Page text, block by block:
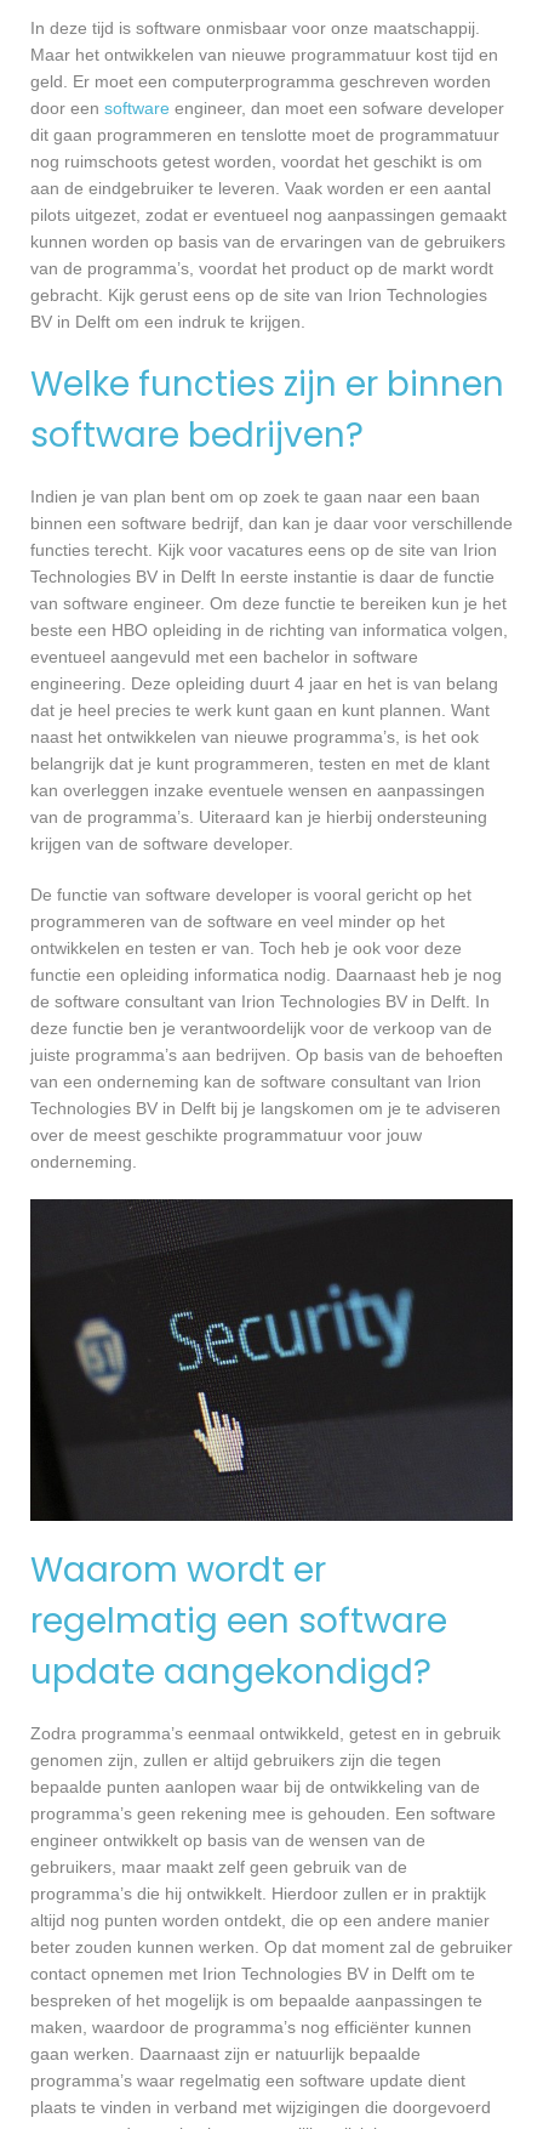
In deze tijd is software onmisbaar voor onze maatschappij.
Maar het ontwikkelen van nieuwe programmatuur kost tijd en
geld. Er moet een computerprogramma geschreven worden
door een software engineer, dan moet een sofware developer
dit gaan programmeren en tenslotte moet de programmatuur
nog ruimschoots getest worden, voordat het geschikt is om
aan de eindgebruiker te leveren. Vaak worden er een aantal
pilots uitgezet, zodat er eventueel nog aanpassingen gemaakt
kunnen worden op basis van de ervaringen van de gebruikers
van de programma’s, voordat het product op de markt wordt
gebracht. Kijk gerust eens op de site van Irion Technologies
BV in Delft om een indruk te krijgen.
Welke functies zijn er binnen
software bedrijven?
Indien je van plan bent om op zoek te gaan naar een baan
binnen een software bedrijf, dan kan je daar voor verschillende
functies terecht. Kijk voor vacatures eens op de site van Irion
Technologies BV in Delft In eerste instantie is daar de functie
van software engineer. Om deze functie te bereiken kun je het
beste een HBO opleiding in de richting van informatica volgen,
eventueel aangevuld met een bachelor in software
engineering. Deze opleiding duurt 4 jaar en het is van belang
dat je heel precies te werk kunt gaan en kunt plannen. Want
naast het ontwikkelen van nieuwe programma’s, is het ook
belangrijk dat je kunt programmeren, testen en met de klant
kan overleggen inzake eventuele wensen en aanpassingen
van de programma’s. Uiteraard kan je hierbij ondersteuning
krijgen van de software developer.
De functie van software developer is vooral gericht op het
programmeren van de software en veel minder op het
ontwikkelen en testen er van. Toch heb je ook voor deze
functie een opleiding informatica nodig. Daarnaast heb je nog
de software consultant van Irion Technologies BV in Delft. In
deze functie ben je verantwoordelijk voor de verkoop van de
juiste programma’s aan bedrijven. Op basis van de behoeften
van een onderneming kan de software consultant van Irion
Technologies BV in Delft bij je langskomen om je te adviseren
over de meest geschikte programmatuur voor jouw
onderneming.
Waarom wordt er
regelmatig een software
update aangekondigd?
Zodra programma’s eenmaal ontwikkeld, getest en in gebruik
genomen zijn, zullen er altijd gebruikers zijn die tegen
bepaalde punten aanlopen waar bij de ontwikkeling van de
programma’s geen rekening mee is gehouden. Een software
engineer ontwikkelt op basis van de wensen van de
gebruikers, maar maakt zelf geen gebruik van de
programma’s die hij ontwikkelt. Hierdoor zullen er in praktijk
altijd nog punten worden ontdekt, die op een andere manier
beter zouden kunnen werken. Op dat moment zal de gebruiker
contact opnemen met Irion Technologies BV in Delft om te
bespreken of het mogelijk is om bepaalde aanpassingen te
maken, waardoor de programma’s nog efficiënter kunnen
gaan werken. Daarnaast zijn er natuurlijk bepaalde
programma’s waar regelmatig een software update dient
plaats te vinden in verband met wijzigingen die doorgevoerd